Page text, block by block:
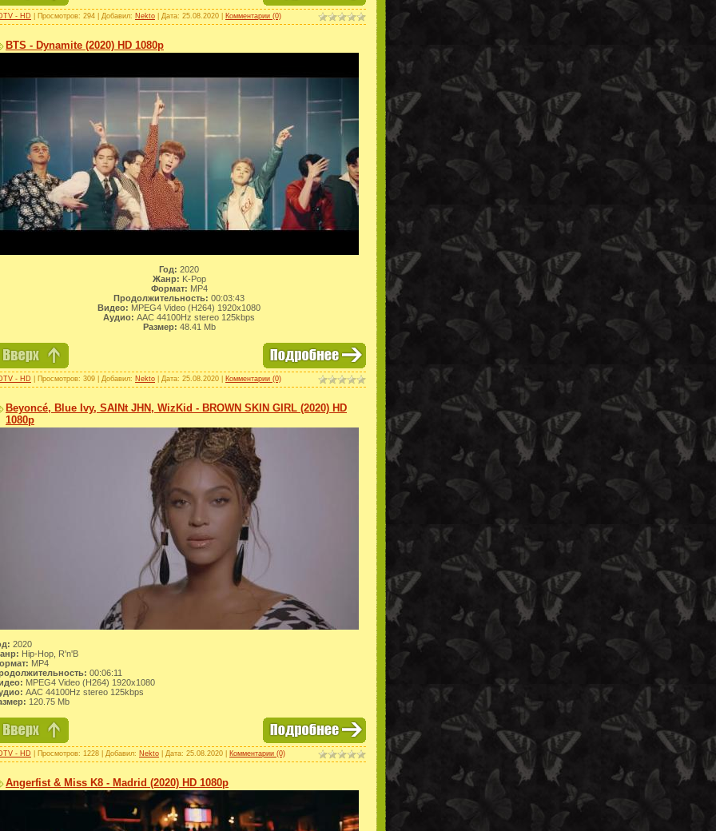
- HD | Просмотров: 294 | Добавил: Nekto | Дата: 25.08.2020 Комментарии (0)
BTS - Dynamite (2020) HD 1080p
Год: 2020
Жанр: K-Pop
Формат: MP4
Продолжительность: 00:03:43
Видео: MPEG4 Video (H264) 1920x1080
Аудио: AAC 44100Hz stereo 125kbps
Размер: 48.41 Mb
- HD | Просмотров: 309 | Добавил: Nekto | Дата: 25.08.2020 Комментарии (0)
Beyoncé, Blue Ivy, SAINt JHN, WizKid - BROWN SKIN GIRL (2020) HD
1080p
2020
Hip-Hop, R'n'B
MP4
00:06:11
MPEG4 Video (H264) 1920x1080
AAC 44100Hz stereo 125kbps
120.75 Mb
- HD | Просмотров: 1228 | Добавил: Nekto | Дата: 25.08.2020 Комментарии (0)
Angerfist & Miss K8 - Madrid (2020) HD 1080p